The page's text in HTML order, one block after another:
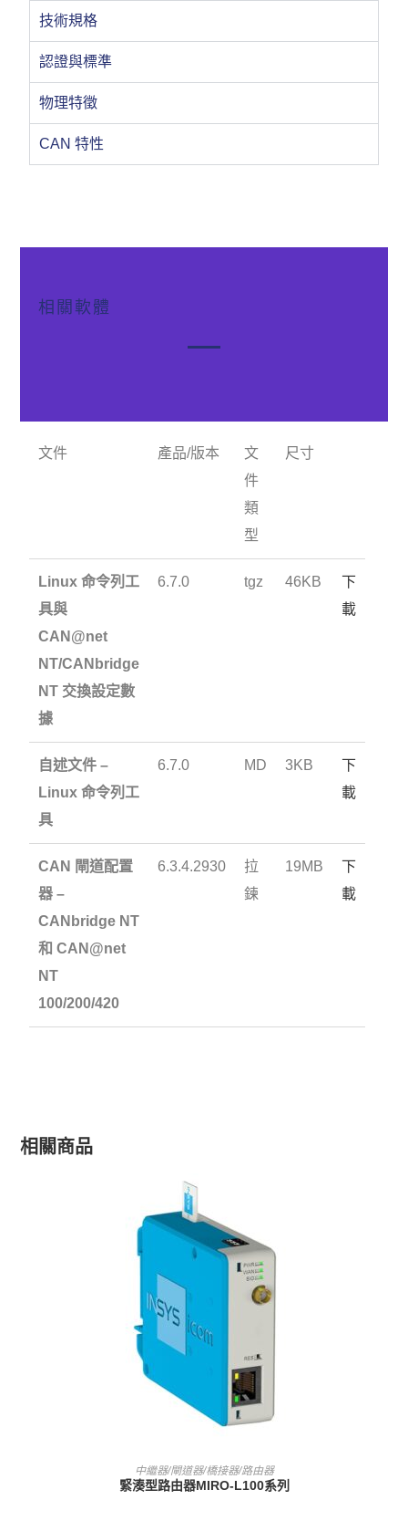
技術規格
認證與標準
物理特徵
CAN 特性
相關軟體
文件 產品/版本
文
件
類
型
尺寸
Linux 命令列工
具與
CAN@net
NT/CANbridge
NT 交換設定數
據
6.7.0 tgz 46KB
下
載
自述文件 –
Linux 命令列工
具
6.7.0 MD 3KB
下
載
CAN 閘道配置
器 –
CANbridge NT
和 CAN@net
NT
100/200/420
6.3.4.2930
拉
鍊
19MB
下
載
相關商品
查看內容
中繼器/閘道器/橋接器/路由器
緊湊型路由器MIRO-L100系列